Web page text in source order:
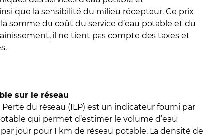
que la sensibilité du milieu récepteur. Ce prix
somme du coût du service d’eau potable et du
il ne tient pas compte des taxes et
sur le réseau
Perte du réseau (ILP) est un indicateur fourni par
qui permet d’estimer le volume d’eau
jour pour 1 km de réseau potable. La densité de